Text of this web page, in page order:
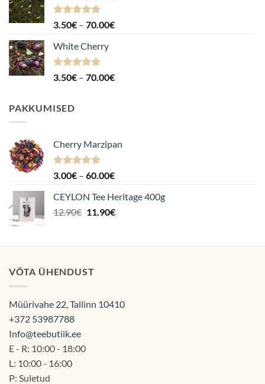
Hinnanguga
3.50€ – 70.00€Hinnavahemik:
White Cherry
Hinnanguga
3.50€ – 70.00€Hinnavahemik:
PAKKUMISED
Cherry Marzipan
Hinnanguga
3.00€ – 60.00€Hinnavahemik:
kuni
60.00€
CEYLON Tee Heritage 400g
12.90€ Algne
12.90€.
11.90€Praegune
11.90€.
VÕTA ÜHENDUST
Müürivahe 22, Tallinn 10410
+372 53987788
Info@teebutiik.ee
E - R: 10:00 - 18:00
L: 10:00 - 16:00
P: Suletud